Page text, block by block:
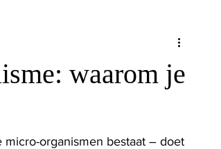
waarom je
organismen bestaat – doet